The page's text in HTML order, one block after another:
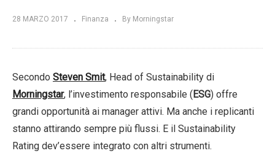
28 MARZO 2017 Finanza By Morningstar
Secondo Steven Smit, Head of Sustainability di
Morningstar, l’investimento responsabile (ESG) offre
grandi opportunità ai manager attivi. Ma anche i replicanti
stanno attirando sempre più flussi. E il Sustainability
Rating dev’essere integrato con altri strumenti.